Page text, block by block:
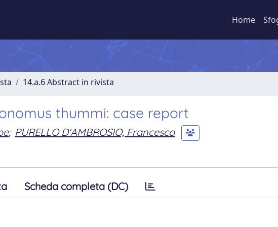
Home
14.a.6 Abstract in rivista
thummi: case report
; PURELLO D'AMBROSIO, Francesco
Scheda completa (DC)